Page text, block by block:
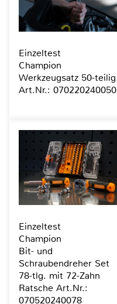
Einzeltest
Champion
Werkzeugsatz 50-teilig
Art.Nr.: 070220240050
Einzeltest
Champion
Bit- und
Schraubendreher Set
78-tlg. mit 72-Zahn
Ratsche Art.Nr.:
070520240078